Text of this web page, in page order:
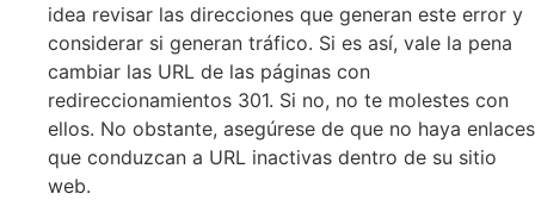
idea revisar las direcciones que generan este error y
considerar si generan tráfico. Si es así, vale la pena
cambiar las URL de las páginas con
redireccionamientos 301. Si no, no te molestes con
ellos. No obstante, asegúrese de que no haya enlaces
que conduzcan a URL inactivas dentro de su sitio
web.